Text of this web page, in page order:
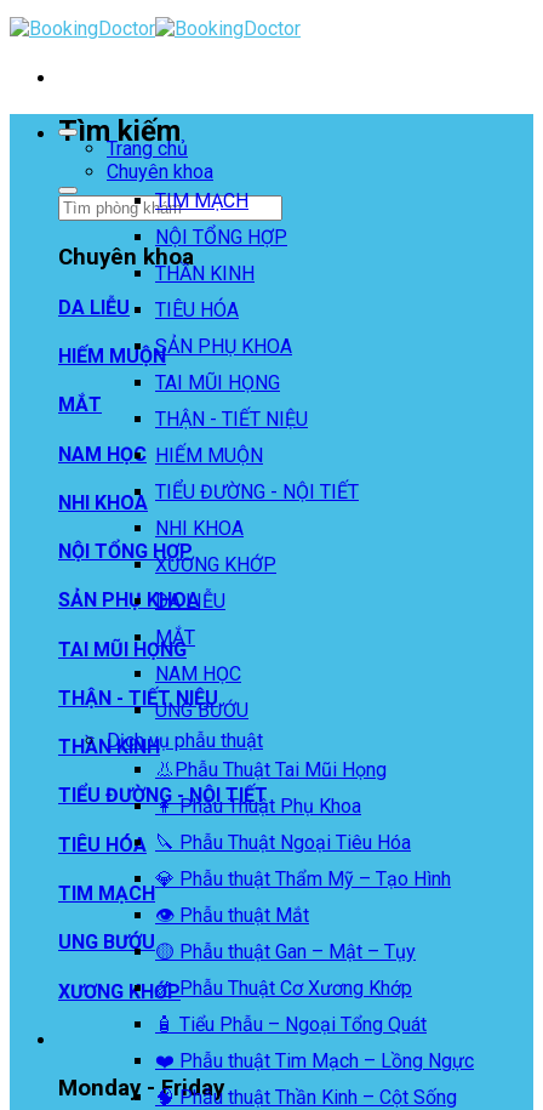
Skip
to
Tìm kiếm
Chuyên khoa
DA LIỄU
HIẾM MUỘN
MẮT
NAM HỌC
NHI KHOA
NỘI TỔNG HỢP
SẢN PHỤ KHOA
TAI MŨI HỌNG
THẬN - TIẾT NIỆU
THẦN KINH
TIỂU ĐƯỜNG - NỘI TIẾT
TIÊU HÓA
TIM MẠCH
UNG BƯỚU
XƯƠNG KHỚP
Monday - Friday
Trang chủ
Chuyên khoa
TIM MẠCH
NỘI TỔNG HỢP
THẦN KINH
TIÊU HÓA
SẢN PHỤ KHOA
TAI MŨI HỌNG
THẬN - TIẾT NIỆU
HIẾM MUỘN
TIỂU ĐƯỜNG - NỘI TIẾT
NHI KHOA
XƯƠNG KHỚP
DA LIỄU
MẮT
NAM HỌC
UNG BƯỚU
Dịch vụ phẫu thuật
👃Phẫu Thuật Tai Mũi Họng
👩 Phẫu Thuật Phụ Khoa
🔪 Phẫu Thuật Ngoại Tiêu Hóa
💎 Phẫu thuật Thẩm Mỹ – Tạo Hình
👁️ Phẫu thuật Mắt
🟡 Phẫu thuật Gan – Mật – Tụy
🦴 Phẫu Thuật Cơ Xương Khớp
🧴 Tiểu Phẫu – Ngoại Tổng Quát
❤️ Phẫu thuật Tim Mạch – Lồng Ngực
🧠 Phẫu thuật Thần Kinh – Cột Sống